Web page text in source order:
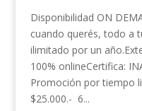
Disponibilidad ON
cuando querés, todo a
ilimitado por un
100% onlineCertifica:
Promoción por tiempo
$25.000.- 6...